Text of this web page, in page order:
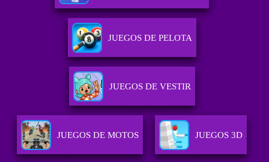
JUEGOS DE PELOTA
JUEGOS DE VESTIR
JUEGOS DE MOTOS JUEGOS 3D